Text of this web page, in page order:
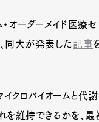
・オーダーメイド医
同大が発表した 記事
イクロバイオームと
を維持できるかを、